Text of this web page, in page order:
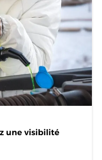
une visibilité